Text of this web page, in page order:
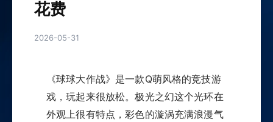
花费
2026-05-31
《球球大作战》是一款Q萌风格的竞技游
戏，玩起来很放松。极光之幻这个光环在
外观上很有特点，彩色的漩涡充满浪漫气